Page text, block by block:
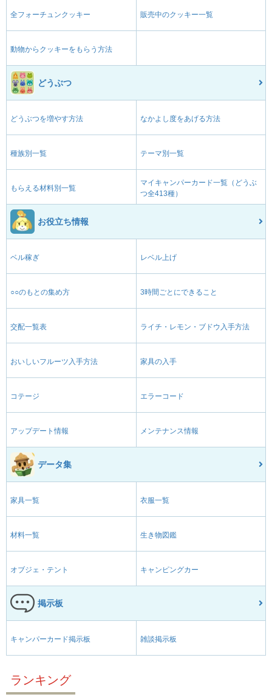
全フォーチュンクッキー 販売中のクッキー一覧
動物からクッキーをもらう方法
どうぶつ
どうぶつを増やす方法 なかよし度をあげる方法
種族別一覧 テーマ別一覧
もらえる材料別一覧
マイキャンパーカード一覧（どうぶ
つ全413種）
お役立ち情報
ベル稼ぎ レベル上げ
○○のもとの集め方 3時間ごとにできること
交配一覧表 ライチ・レモン・ブドウ入手方法
おいしいフルーツ入手方法 家具の入手
コテージ エラーコード
アップデート情報 メンテナンス情報
データ集
家具一覧 衣服一覧
材料一覧 生き物図鑑
オブジェ・テント キャンピングカー
掲示板
キャンパーカード掲示板 雑談掲示板
ランキング